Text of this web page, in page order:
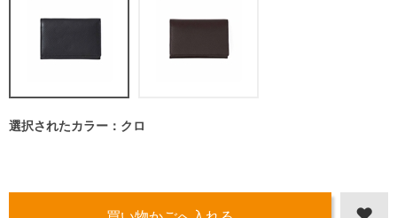
選択されたカラー：クロ